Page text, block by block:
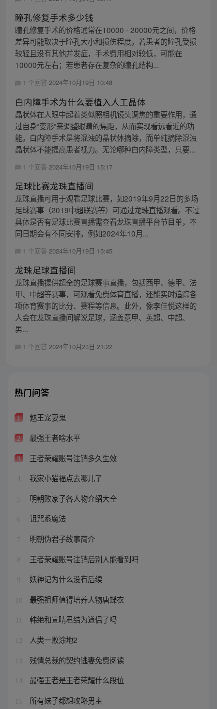
瞳孔修复手术多少钱
瞳孔修复手术的价格通常在10000 - 20000元之间，价格
差异可能取决于瞳孔大小和损伤程度。若患者的瞳孔受损
较轻且没有其他并发症，手术费用相对较低，可能在
10000元左右；若患者存在复杂的瞳孔结构...
1 个回答 2024年10月19日 10:48
白内障手术为什么要植入人工晶体
晶状体在人眼中起着类似照相机镜头调焦的重要作用，通
过自身“变形”来调整眼睛的焦距，从而实现看远看近的功
能。白内障手术是将混浊的晶状体摘除，而单纯摘除混浊
晶状体不能提高患者视力。无论哪种白内障类型，只要...
1 个回答 2024年10月19日 15:17
足球比赛龙珠直播间
龙珠直播可用于观看足球比赛，如2019年9月22日的多场
足球赛事（2019中超联赛等）可通过龙珠直播观看。不过
具体是否有足球比赛直播需查看龙珠直播平台节目单，不
同日期会有不同安排。例如2024年10月...
1 个回答 2024年10月19日 15:45
龙珠足球直播间
龙珠直播提供超全的足球赛事直播，包括西甲、德甲、法
甲、中超等赛事，可观看免费体育直播，还能实时追踪各
项体育赛事的比分、赛程等信息。此外，像李佳悦这样的
人会在龙珠直播间解说足球，涵盖意甲、英超、中超、
男...
1 个回答 2024年10月23日 21:22
热门问答
1 魅王宠妻鬼
2 最强王者啥水平
3 王者荣耀账号注销多久生效
4 我家小猫福点去哪儿了
5 明朝败家子各人物介绍大全
6 诅咒系魔法
7 明朝伪君子故事简介
8 王者荣耀账号注销后别人能看到吗
9 妖神记为什么没有后续
10 最强祖师值得培养人物唐蝶衣
韩绝和宣晴君结为道侣了吗
12 人类一败涂地2
13 残情总裁的契约逃妻免费阅读
14 最强王者是王者荣耀什么段位
15 所有妹子都想攻略男主